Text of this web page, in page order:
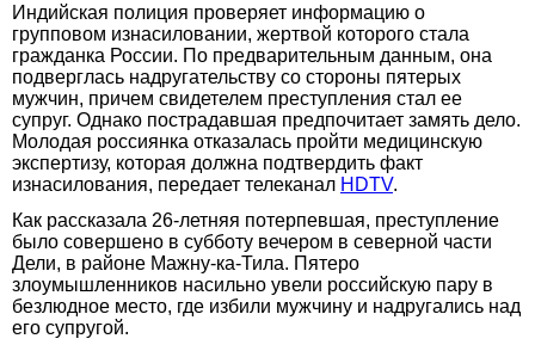
Индийская полиция проверяет информацию о
групповом изнасиловании, жертвой которого стала
гражданка России. По предварительным данным, она
подверглась надругательству со стороны пятерых
мужчин, причем свидетелем преступления стал ее
супруг. Однако пострадавшая предпочитает замять дело.
Молодая россиянка отказалась пройти медицинскую
экспертизу, которая должна подтвердить факт
изнасилования, передает телеканал HDTV.
Как рассказала 26-летняя потерпевшая, преступление
было совершено в субботу вечером в северной части
Дели, в районе Мажну-ка-Тила. Пятеро
злоумышленников насильно увели российскую пару в
безлюдное место, где избили мужчину и надругались над
его супругой.